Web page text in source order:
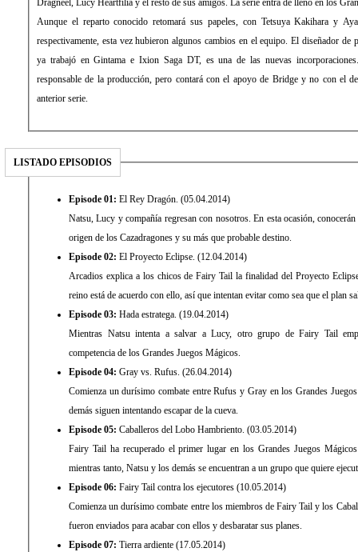
Dragneel, Lucy Heartfilia y el resto de sus amigos. La serie entra de lleno en los
Aunque el reparto conocido retomará sus papeles, con Tetsuya Kakihara y
respectivamente, esta vez hubieron algunos cambios en el equipo. El diseñador de
ya trabajó en Gintama e Ixion Saga DT, es una de las nuevas
responsable de la producción, pero contará con el apoyo de Bridge y no con el
anterior serie.
LISTADO EPISODIOS
Episode 01: El Rey Dragón. (05.04.2014)
Natsu, Lucy y compañía regresan con nosotros. En esta ocasión,
origen de los Cazadragones y su más que probable destino.
Episode 02: El Proyecto Eclipse. (12.04.2014)
Arcadios explica a los chicos de Fairy Tail la finalidad del Proyecto
reino está de acuerdo con ello, así que intentan evitar como sea que el plan
Episode 03: Hada estratega. (19.04.2014)
Mientras Natsu intenta a salvar a Lucy, otro grupo de Fairy Tail
competencia de los Grandes Juegos Mágicos.
Episode 04: Gray vs. Rufus. (26.04.2014)
Comienza un durísimo combate entre Rufus y Gray en los Grandes
demás siguen intentando escapar de la cueva.
Episode 05: Caballeros del Lobo Hambriento. (03.05.2014)
Fairy Tail ha recuperado el primer lugar en los Grandes Juegos
mientras tanto, Natsu y los demás se encuentran a un grupo que quiere
Episode 06: Fairy Tail contra los ejecutores (10.05.2014)
Comienza un durísimo combate entre los miembros de Fairy Tail y los
fueron enviados para acabar con ellos y desbaratar sus planes.
Episode 07: Tierra ardiente (17.05.2014)